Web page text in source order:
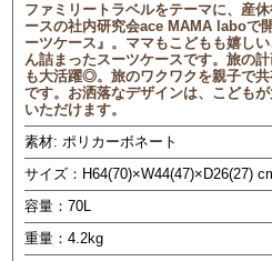
ファミリートラベルをテーマに、産
ースの社内研究会ace MAMA laboで
ーツケース』。ママもこどもも嬉し
ん詰まったスーツケースです。旅の
も大活躍◎。旅のワクワクを親子で
です。お洒落なデザインは、こども
いただけます。
素材: ポリカーボネート
サイズ：H64(70)×W44(47)×D26(27)
容量：70L
重量：4.2kg